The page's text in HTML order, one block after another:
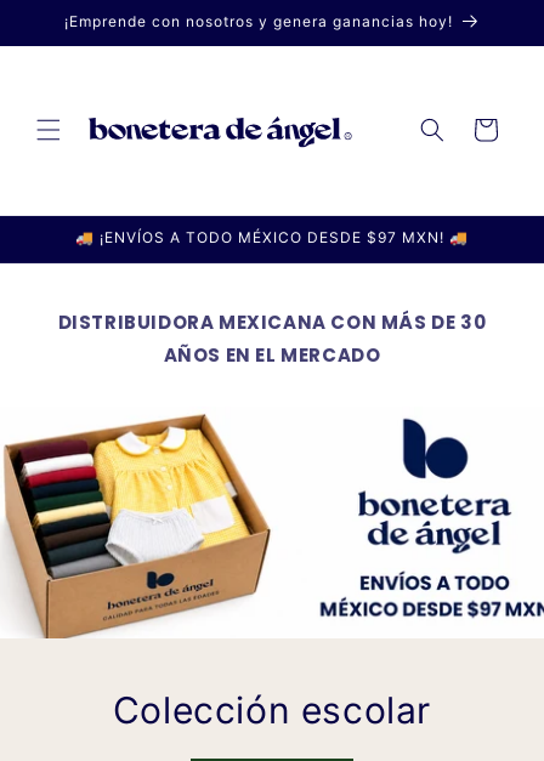
directamente
al contenido
¡Emprende con nosotros y genera ganancias hoy!
Carrito
🚚 ¡ENVÍOS A TODO MÉXICO DESDE $97 MXN! 🚚
DISTRIBUIDORA MEXICANA CON MÁS DE 30
AÑOS EN EL MERCADO
Colección escolar